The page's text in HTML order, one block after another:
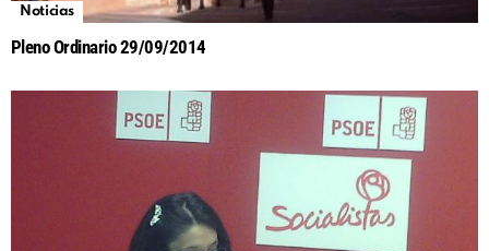
Noticias
Pleno Ordinario 29/09/2014